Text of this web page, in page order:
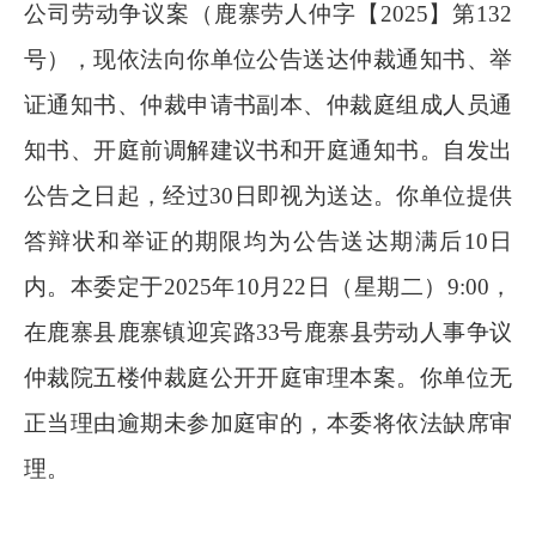
公司劳动争议案（鹿寨劳人仲字【2025】第132
号），现依法向你单位公告送达仲裁通知书、举
证通知书、仲裁申请书副本、仲裁庭组成人员通
知书、开庭前调解建议书和开庭通知书。自发出
公告之日起，经过30 日即视为送达。你单位提供
答辩状和举证的期限均为公告送达期满后10 日
内。本委定于2025年10月22 日（星期二） 9:00 ，
在鹿寨县鹿寨镇迎宾路33号鹿寨县劳动人事争议
仲裁院五楼仲裁庭公开开庭审理本案。你单位无
正当理由逾期未参加庭审的，本委将依法缺席审
理。